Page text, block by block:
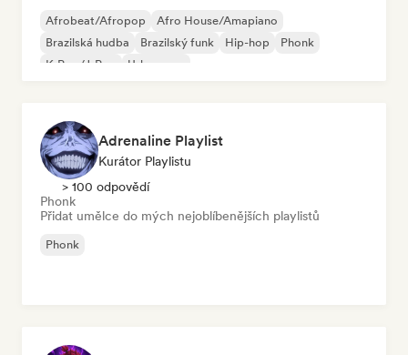
Afrobeat/Afropop
Afro House/Amapiano
Brazilská hudba
Brazilský funk Hip-hop
Phonk
K-Pop/J-Pop
Urban pop
Adrenaline Playlist
Kurátor Playlistu
> 100 odpovědí
Phonk
Přidat umělce do mých nejoblíbenějších playlistů
Phonk